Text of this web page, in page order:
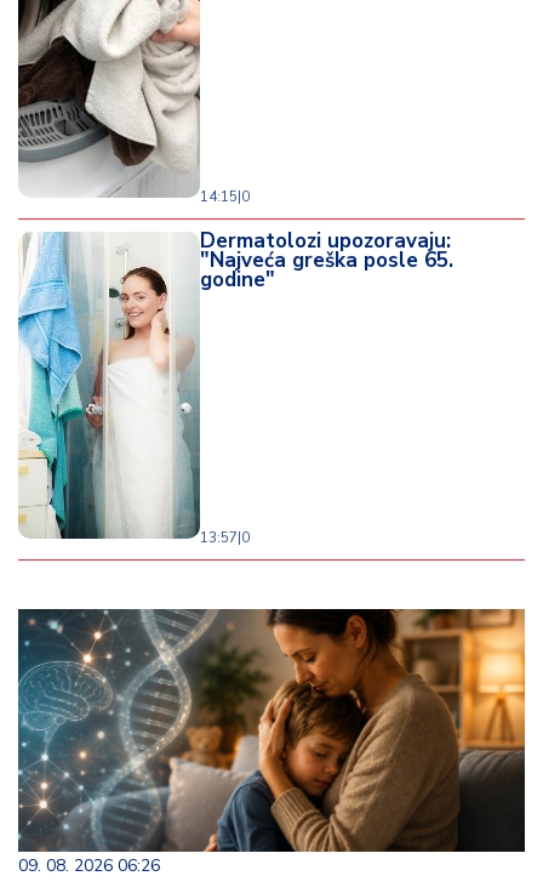
14:15|0
Dermatolozi upozoravaju:
"Najveća greška posle 65.
godine"
13:57|0
09. 08. 2026 06:26